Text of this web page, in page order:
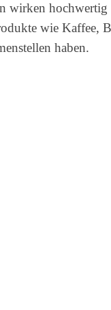
wirken
wie Kaffee,
haben.